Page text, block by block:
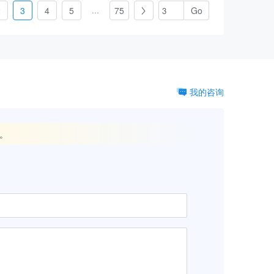
3 4 5 ... 75 
我的咨询